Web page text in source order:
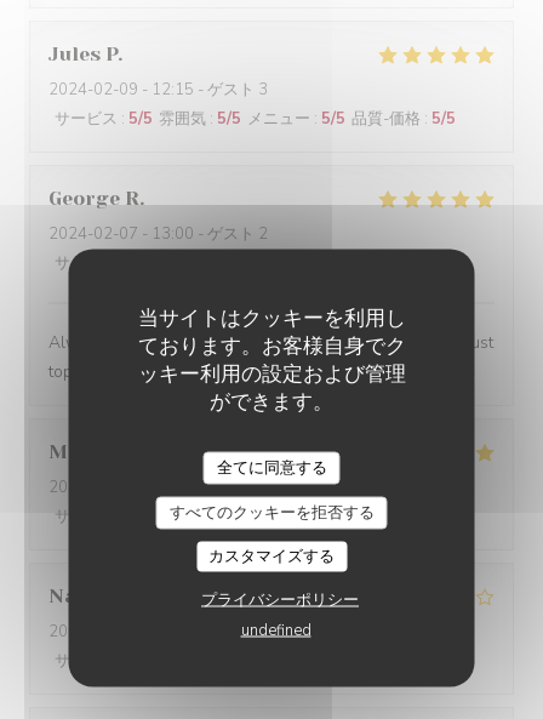
当サイトはクッキーを利用し
ております。お客様自身でク
ッキー利用の設定および管理
ができます。
全てに同意する
すべてのクッキーを拒否する
カスタマイズする
プライバシーポリシー
undefined
Jules P
2024-02-09 - 12:15 - ゲスト 3
サービス : 5/5 雰囲気 : 5/5 メニュー : 5/5 品質-価格 : 5/5
George R
2024-02-07 - 13:00 - ゲスト 2
サービス
Always a lovely place to lunch and the personnel are just
top notch.
Marwan
2024-02-06
- 20:00 - ゲスト 4
サービス
雰囲気:5/5 メニュー:5/5 品質-価格
Nathalie
2024-02-06
- 20:00 - ゲスト 2
サービス